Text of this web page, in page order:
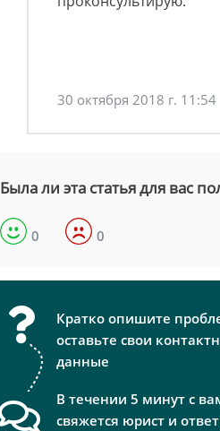
30 октября 2018 г. 11:54
Была ли эта статья для вас
0 0
Кратко опишите
оставьте свои
данные
В течении 5 минут с
свяжется юрист и